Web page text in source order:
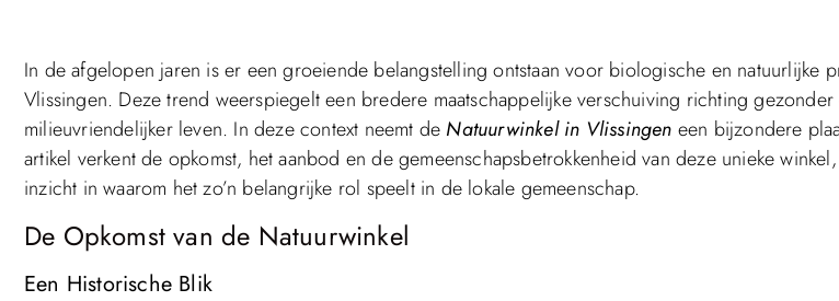
In de afgelopen jaren is er een groeiende belangstelling ontstaan voor biologische en natuurlijke
Vlissingen. Deze trend weerspiegelt een bredere maatschappelijke verschuiving richting gezonder
milieuvriendelijker leven. In deze context neemt de Natuurwinkel in Vlissingen een bijzondere
artikel verkent de opkomst, het aanbod en de gemeenschapsbetrokkenheid van deze unieke
inzicht in waarom het zo’n belangrijke rol speelt in de lokale gemeenschap.
De Opkomst van de Natuurwinkel
Een Historische Blik